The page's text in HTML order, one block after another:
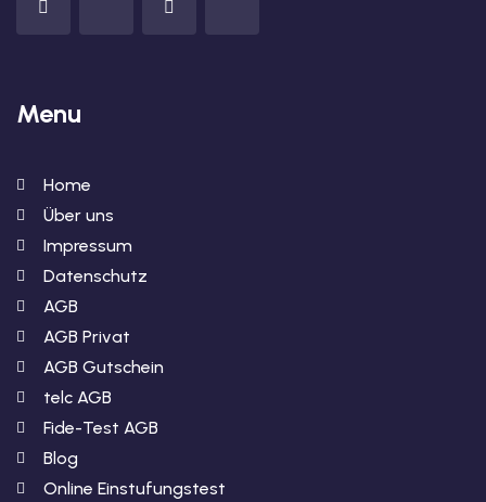
Menu
Home
Über uns
Impressum
Datenschutz
AGB
AGB Privat
AGB Gutschein
telc AGB
Fide-Test AGB
Blog
Online Einstufungstest